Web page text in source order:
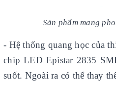
Sản phẩm mang
- Hệ thống quang học của
chip LED Epistar 2835
suốt. Ngoài ra có thể thay